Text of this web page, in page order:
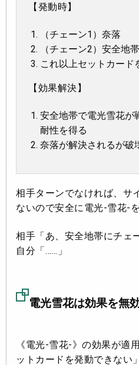
【発動時】
（チェーン1）奈落
（チェーン2）安全地帯
これ以上セットカード
【効果解決】
安全地帯で電光雪花が
耐性を得る
奈落が解決されるが破
相手ターンでなければ、サ
ないので安全に電光-雪花-を
相手「あ、安全地帯にチェ
自分「……」
電光雪花は効果を無
《電光-雪花-》の効果が適
ットカードを発動できない